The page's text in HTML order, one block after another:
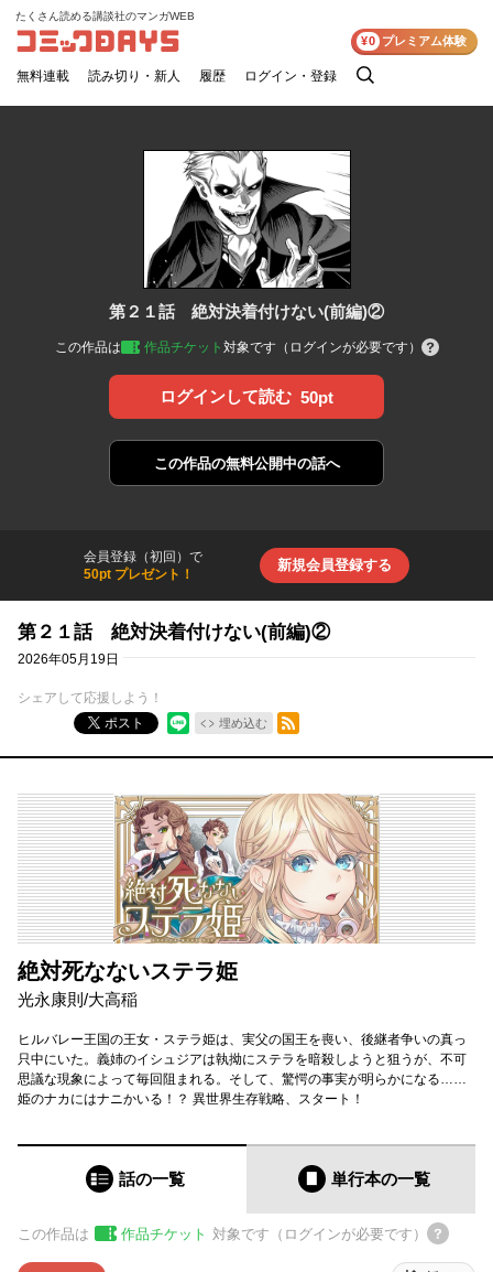
コミックDAYS
たくさん読める講談社のマンガWEB
無料連載 読み切り・新人 履歴 ログイン・登録
検
¥0 プレミアム体験
第２１話 絶対決着付けない(前編)②
この作品は 作品チケット 対象です（ログインが必要です）
ログインして読む 50pt
この作品の無料公開中の話へ
会員登録（初回）で
50pt プレゼント！
新規会員登録する
第２１話 絶対決着付けない(前編)②
2026年05月19日
シェアして応援しよう！
ポスト
埋め込む
RSSフィード
絶対死なないステラ姫
光永康則 /大高稲
ヒルバレー王国の王女・ステラ姫は、実父の国王を喪い、後継者争いの真っ
只中にいた。義姉のイシュジアは執拗にステラを暗殺しようと狙うが、不可
思議な現象によって毎回阻まれる。そして、驚愕の事実が明らかになる……
姫のナカにはナニかいる！？ 異世界生存戦略、スタート！
話の一覧 単行本の一覧
この作品は 作品チケット 対象です（ログインが必要です）